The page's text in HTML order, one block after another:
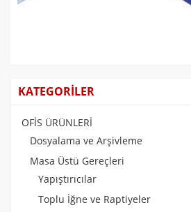
KATEGORİLER
OFİS ÜRÜNLERİ
Dosyalama ve Arşivleme
Masa Üstü Gereçleri
Yapıştırıcılar
Toplu İğne ve Raptiyeler